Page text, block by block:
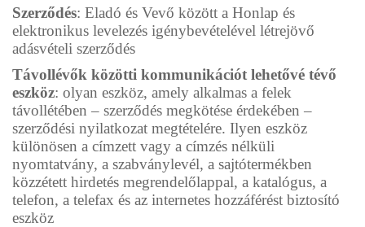
Szerződés: Eladó és Vevő között a Honlap és
elektronikus levelezés igénybevételével létrejövő
adásvételi szerződés
Távollévők közötti kommunikációt lehetővé tévő
eszköz: olyan eszköz, amely alkalmas a felek
távollétében – szerződés megkötése érdekében –
szerződési nyilatkozat megtételére. Ilyen eszköz
különösen a címzett vagy a címzés nélküli
nyomtatvány, a szabványlevél, a sajtótermékben
közzétett hirdetés megrendelőlappal, a katalógus, a
telefon, a telefax és az internetes hozzáférést biztosító
eszköz